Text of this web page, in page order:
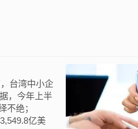
台湾中小企
，今年上半
不绝；
亿美